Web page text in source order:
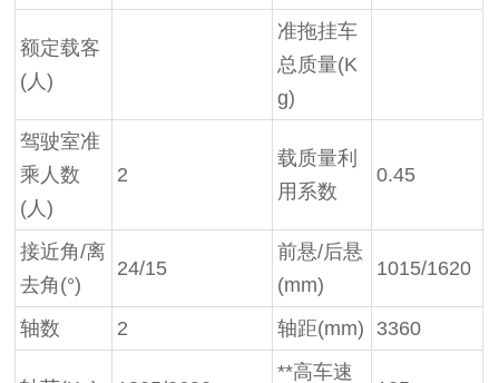
额定载客
(人)
准拖挂车
总质量(K
g)
驾驶室准
乘人数
(人)
2
载质量利
用系数
0.45
接近角/离
去角(°)
24/15
前悬/后悬
(mm)
1015/1620
轴数 2 轴距(mm) 3360
**高车速